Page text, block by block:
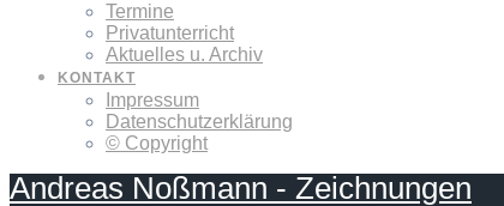
Termine
Privatunterricht
Aktuelles u. Archiv
KONTAKT
Impressum
Datenschutzerklärung
© Copyright
Andreas Noßmann - Zeichnungen